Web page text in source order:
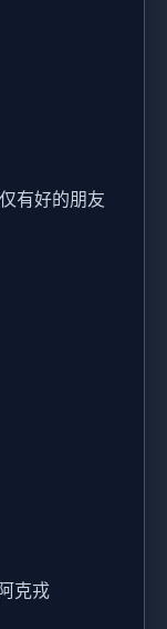
有好的朋友
克戎